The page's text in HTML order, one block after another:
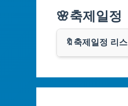
인천광역시
광주광역시
쿠팡
클룩
🌸축제일정
🔖축제일정 리